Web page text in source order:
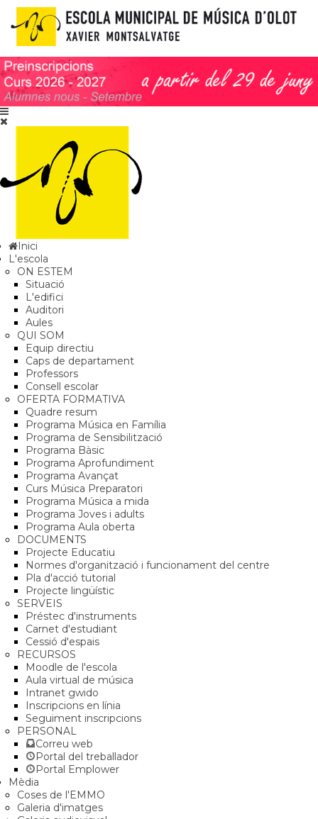
Inici
L'escola
ON ESTEM
Situació
L'edifici
Auditori
Aules
QUI SOM
Equip directiu
Caps de departament
Professors
Consell escolar
OFERTA FORMATIVA
Quadre resum
Programa Música en Família
Programa de Sensibilització
Programa Bàsic
Programa Aprofundiment
Programa Avançat
Curs Música Preparatori
Programa Música a mida
Programa Joves i adults
Programa Aula oberta
DOCUMENTS
Projecte Educatiu
Normes d'organització i funcionament del centre
Pla d'acció tutorial
Projecte lingüístic
SERVEIS
Préstec d'instruments
Carnet d'estudiant
Cessió d'espais
RECURSOS
Moodle de l'escola
Aula virtual de música
Intranet gwido
Inscripcions en línia
Seguiment inscripcions
PERSONAL
Correu web
Portal del treballador
Portal Emplower
Mèdia
Coses de l'EMMO
Galeria d'imatges